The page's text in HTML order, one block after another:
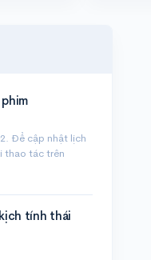
Để cập nhật lịch
thao tác trên
tính thái